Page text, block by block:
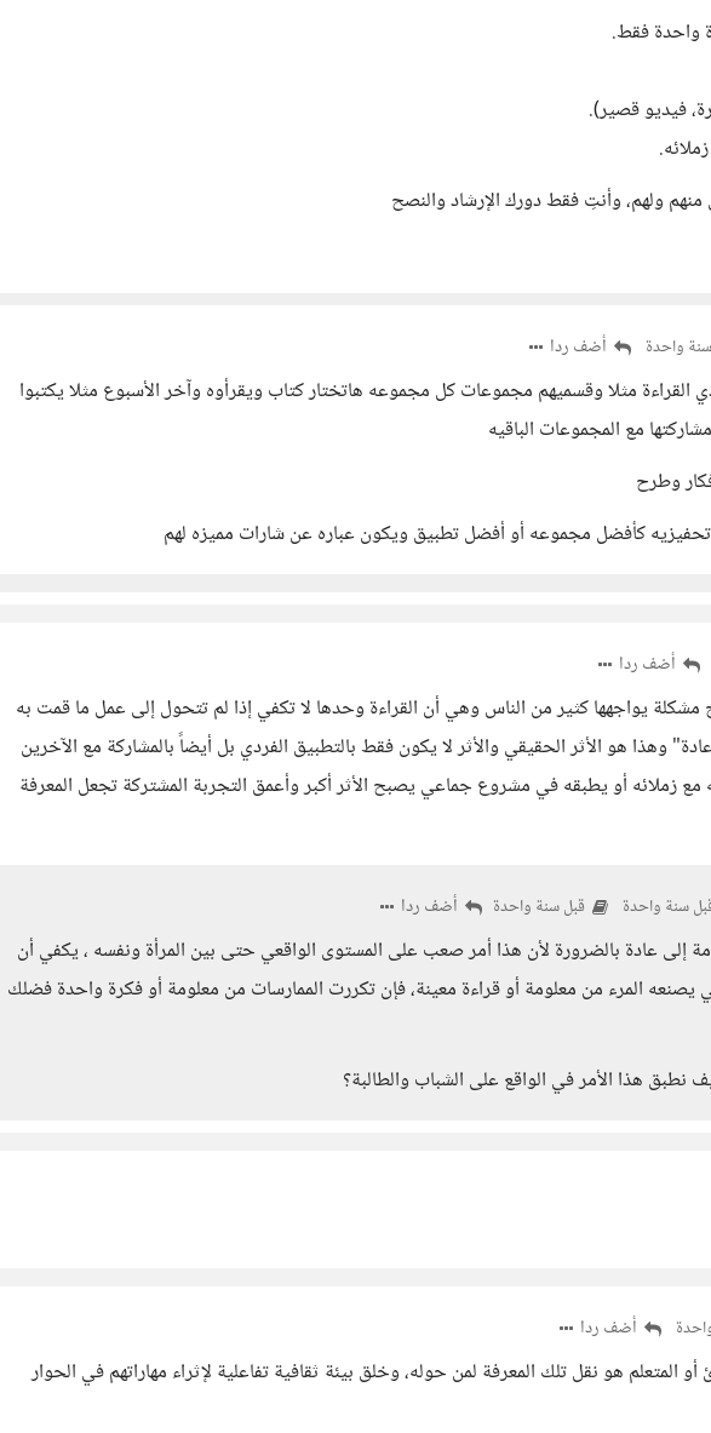
واحدة فقط.
فيديو قصير).
منهم ولهم، وأنتِ فقط دورك الإرشاد والنصح
واحدة أضف ردا
القراءة مثلا وقسميهم مجموعات كل مجموعه هاتختار كتاب ويقرأوه وآخر الأسبوع مثلا يكتبوا
مع المجموعات الباقيه
وطرح
كأفضل مجموعه أو أفضل تطبيق ويكون عباره عن شارات مميزه لهم
أضف ردا
مشكلة يواجهها كثير من الناس وهي أن القراءة وحدها لا تكفي إذا لم تتحول إلى عمل ما قمت به
وهذا هو الأثر الحقيقي والأثر لا يكون فقط بالتطبيق الفردي بل أيضاً بالمشاركة مع الآخرين
مع زملائه أو يطبقه في مشروع جماعي يصبح الأثر أكبر وأعمق التجربة المشتركة تجعل المعرفة
سنة واحدة قبل سنة واحدة أضف ردا
إلى عادة بالضرورة لأن هذا أمر صعب على المستوى الواقعي حتى بين المرأة ونفسه ، يكفي أن
يصنعه المرء من معلومة أو قراءة معينة، فإن تكررت الممارسات من معلومة أو فكرة واحدة فضلك
هذا الأمر في الواقع على الشباب والطالبة؟
أضف ردا
أو المتعلم هو نقل تلك المعرفة لمن حوله، وخلق بيئة ثقافية تفاعلية لإثراء مهاراتهم في الحوار